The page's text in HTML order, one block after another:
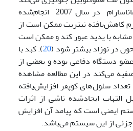
). مطالعاتی که توسط ماناسارام در سال 2007 انجام‌شده
کاهش‌یافته نیتریت ممکن است از
با یدید عبور کند و ممکن است
در نوزاد بیشتر شود (20). کبد با
دستگاه دفاعی بوده و بعضی از
می‌کند در این مطالعه مشاهده
سلول‌های کوپفر افزایش‌یافته
التهاب ایجادشده ناشی از اثرات
ایمنی است که پیامد آن افزایش
از این سیستم می‌باشد.